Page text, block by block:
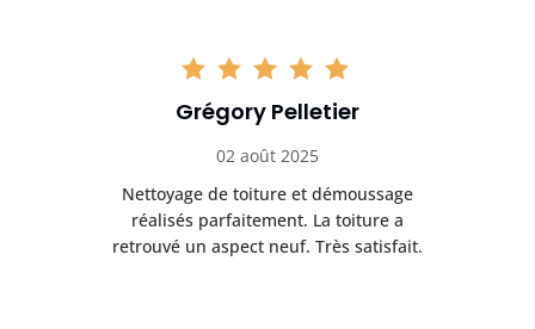
Grégory Pelletier
02 août 2025
Nettoyage de toiture et démoussage
réalisés parfaitement. La toiture a
retrouvé un aspect neuf. Très satisfait.